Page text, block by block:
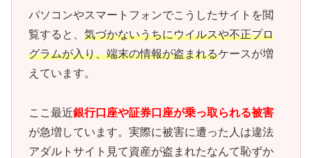
パソコンやスマートフォンでこうしたサイトを閲
覧すると、 気づかないうちにウイルスや不正プロ
グラムが入り、端末の情報が盗まれるケースが増
えています。
ここ最近銀行口座や証券口座が乗っ取られる被害
が急増しています。実際に被害に遭った人は違法
アダルトサイト見て資産が盗まれたなんて恥ずか